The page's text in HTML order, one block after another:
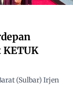
(Sulbar) Irjen